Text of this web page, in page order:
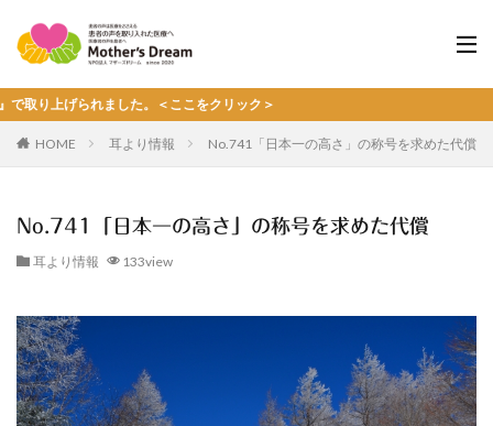
げられました。＜ここをクリック＞
HOME 耳より情報 No.741「日本一の高さ」の称号を求めた代償
No.741「日本一の高さ」の称号を求めた代償
耳より情報 133view